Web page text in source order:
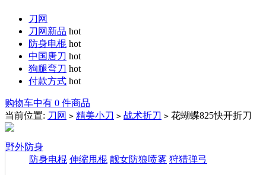
刀网
刀网新品 hot
防身电棍 hot
中国唐刀 hot
狗腿弯刀 hot
付款方式 hot
购物车中有 0 件商品
当前位置: 刀网 > 精美小刀 > 战术折刀 > 花蝴蝶825快开折刀
野外防身
防身电棍 伸缩甩棍 靓女防狼喷雾 狩猎弹弓